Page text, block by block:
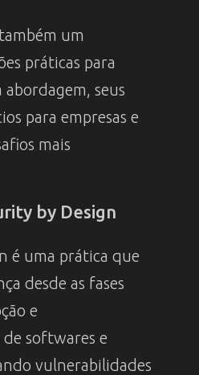
um
práticas para
seus
para empresas e
mais
by Design
é uma prática que
desde as fases
e
softwares e
vulnerabilidades